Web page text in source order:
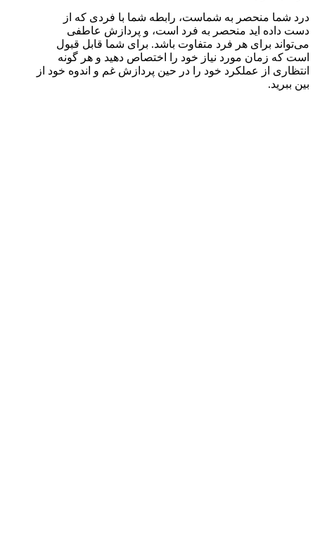
درد شما منحصر به شماست، رابطه شما با فردی که از
دست داده اید منحصر به فرد است، و پردازش عاطفی
می‌تواند برای هر فرد متفاوت باشد. برای شما قابل قبول
است که زمان مورد نیاز خود را اختصاص دهید و هر گونه
انتظاری از عملکرد خود را در حین پردازش غم و اندوه خود از
بین ببرید.